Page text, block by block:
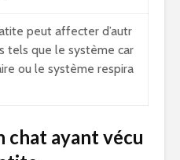
peut affecter d’autr
tels que le système car
ou le système respira
chat ayant vécu